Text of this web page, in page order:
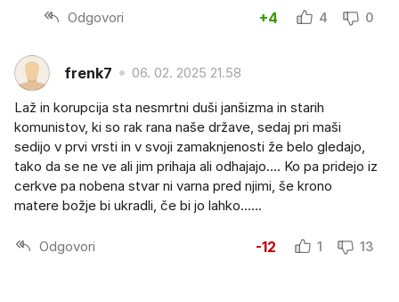
Odgovori +4 4 0
frenk7 06. 02. 2025 21.58
Laž in korupcija sta nesmrtni duši janšizma in starih
komunistov, ki so rak rana naše države, sedaj pri maši
sedijo v prvi vrsti in v svoji zamaknjenosti že belo gledajo,
tako da se ne ve ali jim prihaja ali odhajajo…. Ko pa pridejo iz
cerkve pa nobena stvar ni varna pred njimi, še krono
matere božje bi ukradli, če bi jo lahko…...
Odgovori -12 1 13